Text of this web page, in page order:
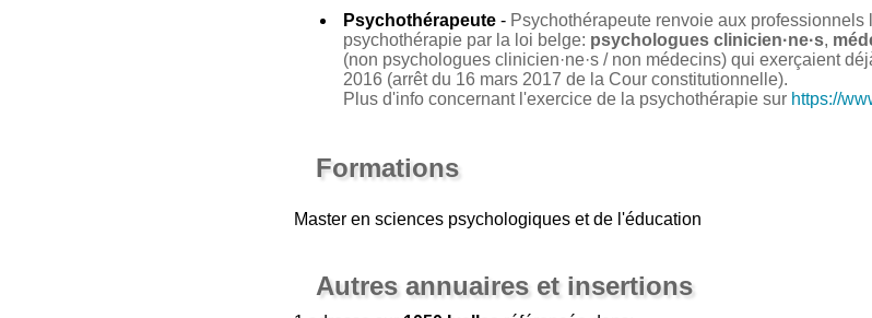
Psychothérapeute- Psychothérapeute renvoie aux
psychothérapie par la loi belge: psychologues clinicien·ne·s,
(non psychologues clinicien·ne·s / non médecins) qui exerçaient
2016 (arrêt du 16 mars 2017 de la Cour constitutionnelle).
Plus d'info concernant l'exercice de la psychothérapie sur https://
Formations
Master en sciences psychologiques et de l'éducation
Autres annuaires et insertions